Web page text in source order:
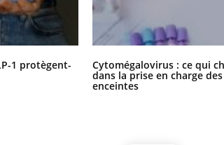
1 protègent- Cytomégalovirus : ce qui
dans la prise en charge
enceintes